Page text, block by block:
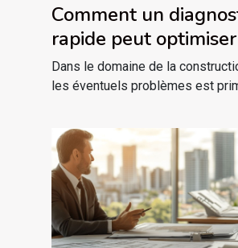
Comment un
rapide peut
projet de
Dans le domaine de la
les éventuels problèmes est